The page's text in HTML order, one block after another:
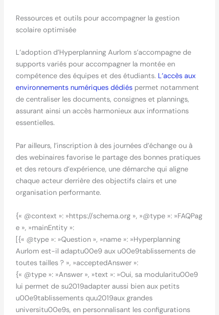
Ressources et outils pour accompagner la gestion
scolaire optimisée
L’adoption d’Hyperplanning Aurlom s’accompagne de
supports variés pour accompagner la montée en
compétence des équipes et des étudiants. L’accès aux
environnements numériques dédiéspermet notamment
de centraliser les documents, consignes et plannings,
assurant ainsi un accès harmonieux aux informations
essentielles.
Par ailleurs, l’inscription à des journées d’échange ou à
des webinaires favorise le partage des bonnes pratiques
et des retours d’expérience, une démarche qui aligne
chaque acteur derrière des objectifs clairs et une
organisation performante.
{« @context »: »https://schema.org », »@type »: »FAQPag
e », »mainEntity »:
[{« @type »: »Question », »name »: »Hyperplanning
Aurlom est-il adaptu00e9 aux u00e9tablissements de
toutes tailles ? », »acceptedAnswer »:
{« @type »: »Answer », »text »: »Oui, sa modularitu00e9
lui permet de su2019adapter aussi bien aux petits
u00e9tablissements quu2019aux grandes
universitu00e9s, en personnalisant les configurations